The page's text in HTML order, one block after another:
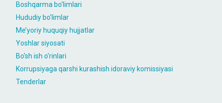
Boshqarma bo'limlari
Hududiy bo'limlar
Me’yoriy huquqiy hujjatlar
Yoshlar siyosati
Bo'sh ish o'rinlari
Korrupsiyaga qarshi kurashish idoraviy komissiyasi
Tenderlar